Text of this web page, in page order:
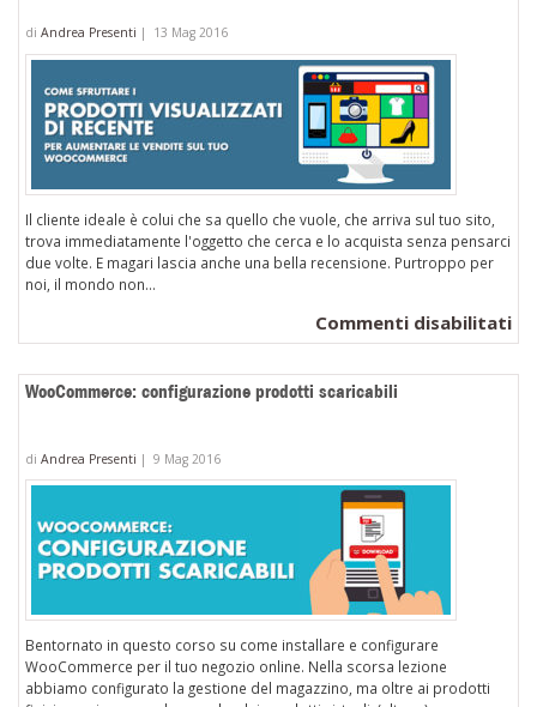
di Andrea Presenti | 13 Mag 2016
Il cliente ideale è colui che sa quello che vuole, che arriva sul tuo sito,
trova immediatamente l'oggetto che cerca e lo acquista senza pensarci
due volte. E magari lascia anche una bella recensione. Purtroppo per
noi, il mondo non...
Commenti disabilitatisu
WooCommerce: configurazione prodotti scaricabili
di Andrea Presenti | 9 Mag 2016
Bentornato in questo corso su come installare e configurare
WooCommerce per il tuo negozio online. Nella scorsa lezione
abbiamo configurato la gestione del magazzino, ma oltre ai prodotti